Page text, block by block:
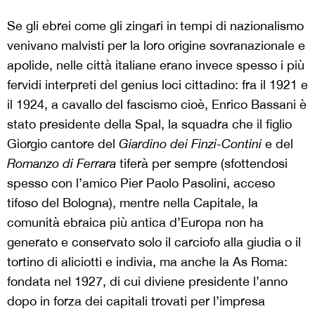
Se gli ebrei come gli zingari in tempi di nazionalismo
venivano malvisti per la loro origine sovranazionale e
apolide, nelle città italiane erano invece spesso i più
fervidi interpreti del genius loci cittadino: fra il 1921 e
il 1924, a cavallo del fascismo cioè, Enrico Bassani è
stato presidente della Spal, la squadra che il figlio
Giorgio cantore del Giardino dei Finzi-Contini e del
Romanzo di Ferrara tiferà per sempre (sfottendosi
spesso con l’amico Pier Paolo Pasolini, acceso
tifoso del Bologna), mentre nella Capitale, la
comunità ebraica più antica d’Europa non ha
generato e conservato solo il carciofo alla giudia o il
tortino di aliciotti e indivia, ma anche la As Roma:
fondata nel 1927, di cui diviene presidente l’anno
dopo in forza dei capitali trovati per l’impresa